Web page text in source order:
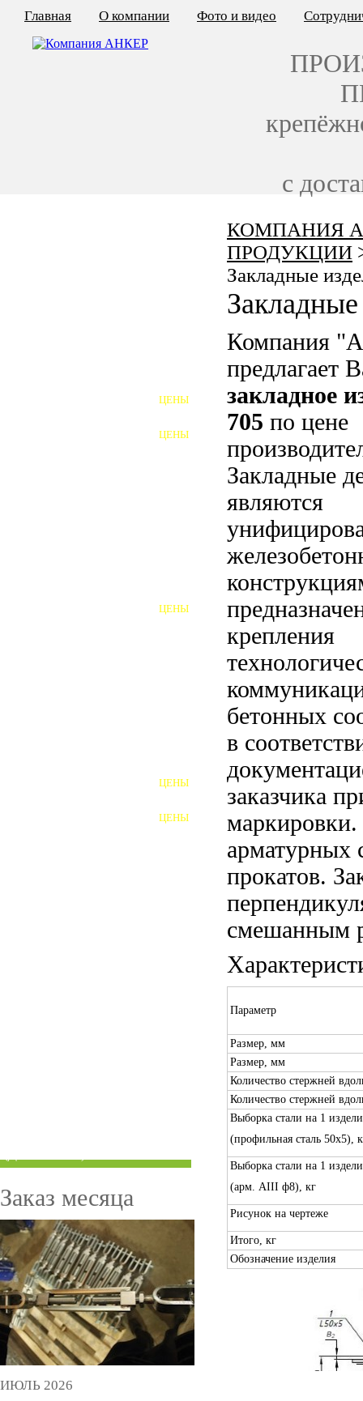
КОМПАНИЯ
ПРОДУКЦИИ
Закладные
Компания
предлагает
закладное
705 по цене
Закладные
являются
крепления
бетонных
в
заказчика
маркировки.
арматурных
прокатов.
смешанным
Параметр
Размер, мм
Размер, мм
Количество стержней
Количество стержней
Выборка стали на 1
(профильная сталь 50х5),
Выборка стали на 1
(арм. AIII ф8), кг
Рисунок на чертеже
Итого, кг
Обозначение изделия
ЦЕНЫ
ЦЕНЫ
ШАЙБЫ ФУНДАМЕНТНЫЕ
ЦЕНЫ
ЦЕНЫ
ЦЕНЫ
Заказ месяца
ИЮЛЬ 2026
Главная О компании Фото и видео
с